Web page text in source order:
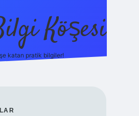
Köşesi
katan pratik bilgiler!